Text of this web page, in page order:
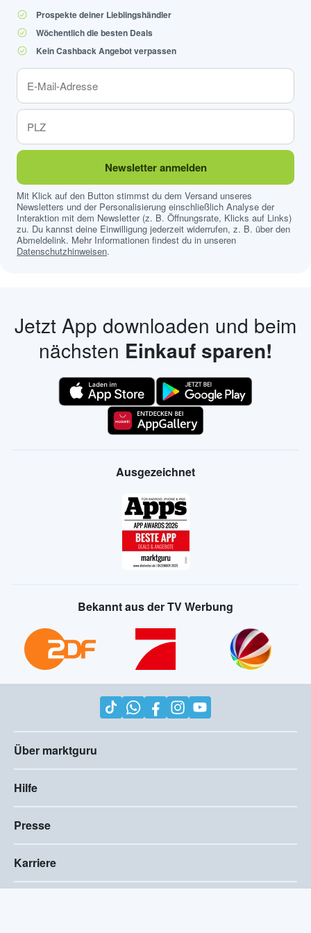
Prospekte deiner Lieblingshändler
Wöchentlich die besten Deals
Kein Cashback Angebot verpassen
Newsletter anmelden
Mit Klick auf den Button stimmst du dem Versand unseres
Newsletters und der Personalisierung einschließlich Analyse der
Interaktion mit dem Newsletter (z. B. Öffnungsrate, Klicks auf Links)
zu. Du kannst deine Einwilligung jederzeit widerrufen, z. B. über den
Abmeldelink. Mehr Informationen findest du in unseren
Datenschutzhinweisen.
Jetzt App downloaden und beim
nächsten Einkauf sparen!
Ausgezeichnet
Bekannt aus der TV Werbung
Über marktguru
Hilfe
Presse
Karriere